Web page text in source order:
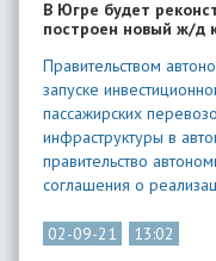
В Югре будет
построен новый ж/д
Правительством
запуске
пассажирских
инфраструктуры в
правительство
соглашения о
02-09-21
13:02